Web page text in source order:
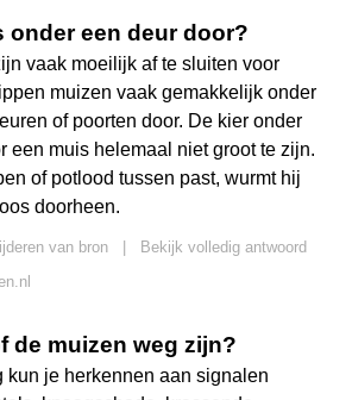
onder een deur door?
vaak moeilijk af te sluiten voor
muizen vaak gemakkelijk onder
of poorten door. De kier onder
een muis helemaal niet groot te zijn.
of potlood tussen past, wurmt hij
doorheen.
van bron
Bekijk volledig antwoord
de muizen weg zijn?
kun je herkennen aan signalen